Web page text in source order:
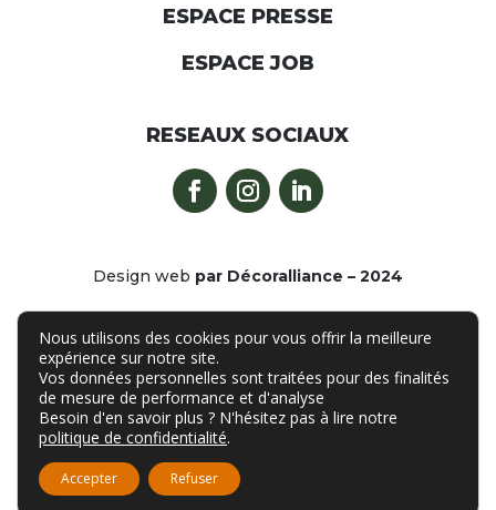
ESPACE PRESSE
ESPACE JOB
RESEAUX SOCIAUX
Design web par Décoralliance – 2024
Plan du site
Mentions légales
Politique de confidentialité
Nous utilisons des cookies pour vous offrir la meilleure
expérience sur notre site.
Vos données personnelles sont traitées pour des finalités
de mesure de performance et d'analyse
Besoin d'en savoir plus ? N'hésitez pas à lire notre
politique de confidentialité.
Accepter Refuser